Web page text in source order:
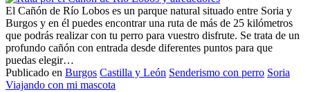
El Cañón de Río Lobos es un parque natural situado entre Soria y
Burgos y en él puedes encontrar una ruta de más de 25 kilómetros
que podrás realizar con tu perro para vuestro disfrute. Se trata de un
profundo cañón con entrada desde diferentes puntos para que
puedas elegir…
Publicado en Burgos Castilla y León Senderismo con perro Soria
Viajando con mi mascota